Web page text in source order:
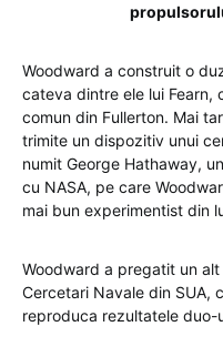
Woodward a construit o
cateva dintre ele lui Fearn,
comun din Fullerton. Mai
trimite un dispozitiv unui
numit George Hathaway,
cu NASA, pe care
mai bun experimentist din
Woodward a pregatit un
Cercetari Navale din SUA,
reproduca rezultatele duo-